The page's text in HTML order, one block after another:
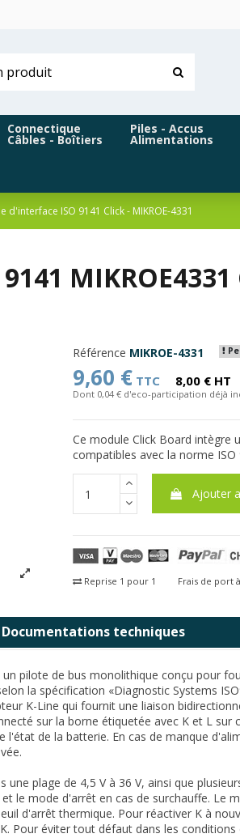
Connectique
Câbles - Boîtiers
Piles - Accus
Alimentations
d'interface ISO 9141 Click - MIKROE-4331
MIKROE4331
Référence MIKROE-4331
9,60 € TTC 8,00 € HT
Dont 0,04 € d'eco-participation déjà
Ce module Click Board intègre
compatibles avec la norme
Ajouter
Reprise 1 pour 1 Frais de port à
Documentations techniques
pilote de bus monolithique conçu pour
la spécification «Diagnostic Systems
K-Line qui fournit une liaison
sur la borne étiquetée avec K et L
de la batterie. En cas de manque
une plage de 4,5 V à 36 V, ainsi que
le mode d'arrêt en cas de surchauffe. Le
d'arrêt thermique. Pour réactiver K à
Pour éviter tout défaut dans les